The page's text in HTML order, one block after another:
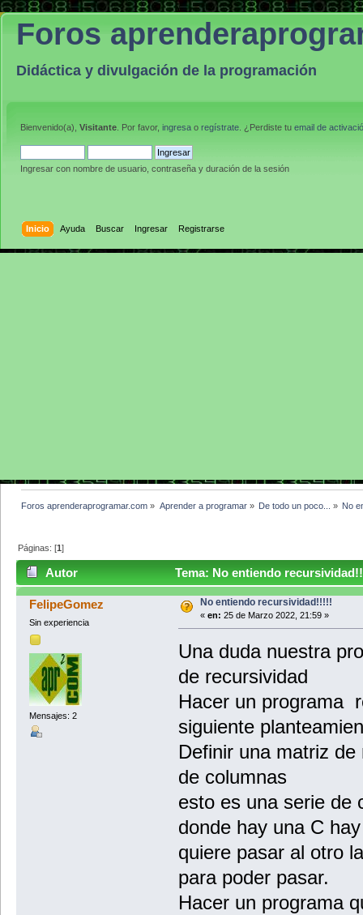
Foros
Didáctica y divulgación de la programación
Bienvenido(a), Visitante . Por favor, ingresa o regístrate . ¿Perdiste tu email de
Ingresar con nombre de usuario, contraseña y duración de la sesión
Inicio Ayuda Buscar Ingresar Registrarse
Foros aprenderaprogramar.com » Aprender a programar» De todo un poco... » No
Páginas: [1]
Autor Tema: No entiendo
FelipeGomez
Sin experiencia
Mensajes: 2
No entiendo recursividad!!!!!
« en: 25 de Marzo 2022, 21:59 »
Una duda nuestra
de recursividad
Hacer un programa
siguiente
Definir una matriz
de columnas
esto es una serie de
donde hay una C
quiere pasar al otro
para poder pasar.
Hacer un programa